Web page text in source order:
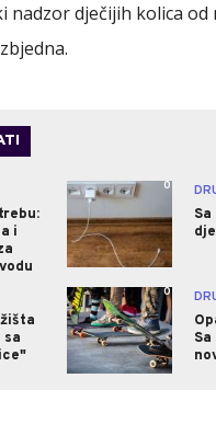
nadzor dječijih kolica
i
0
Sa
sa
0